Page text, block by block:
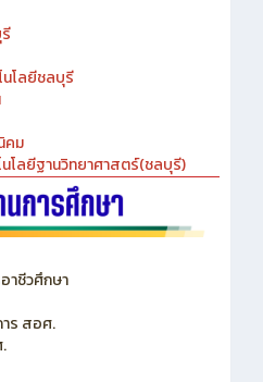
นโลยีชลบุรี
คม
โลยีฐานวิทยาศาสตร์(ชลบุรี)
าชีวศึกษา
ร สอศ.